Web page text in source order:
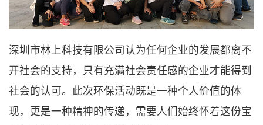
深圳市林上科技有限公司认为任何企业的发展都离不
开社会的支持，只有充满社会责任感的企业才能得到
社会的认可。此次环保活动既是一种个人价值的体
现，更是一种精神的传递，需要人们始终怀着这份宝